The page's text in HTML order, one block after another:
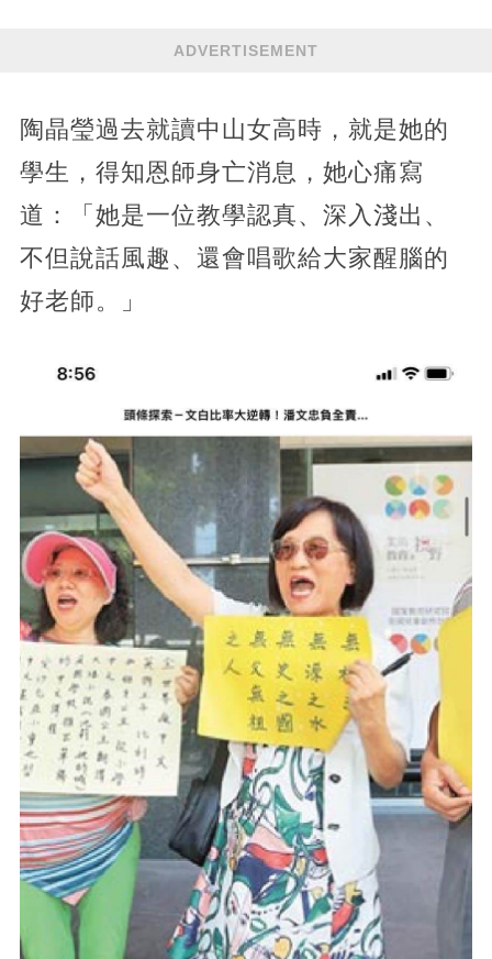
ADVERTISEMENT
陶晶瑩過去就讀中山女高時，就是她的
學生，得知恩師身亡消息，她心痛寫
道：「她是一位教學認真、深入淺出、
不但說話風趣、還會唱歌給大家醒腦的
好老師。」